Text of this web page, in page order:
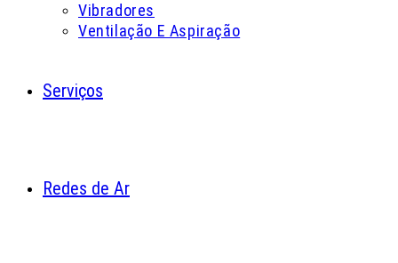
Vibradores
Ventilação E Aspiração
Serviços
Redes de Ar